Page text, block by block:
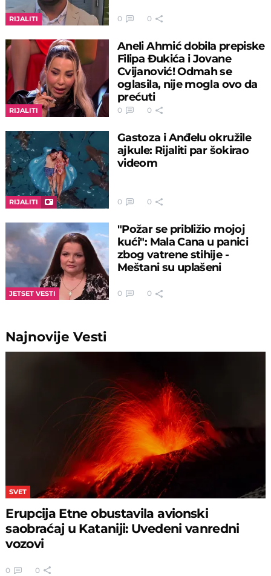
RIJALITI 0 0
RIJALITI
Aneli Ahmić dobila prepiske
Filipa Đukića i Jovane
Cvijanović! Odmah se
oglasila, nije mogla ovo da
prećuti
0 0
RIJALITI
Gastoza i Anđelu okružile
ajkule: Rijaliti par šokirao
videom
0 0
JETSET VESTI
"Požar se približio mojoj
kući": Mala Cana u panici
zbog vatrene stihije -
Meštani su uplašeni
0 0
NajnovijeVesti
SVET
Erupcija Etne obustavila avionski
saobraćaj u Kataniji: Uvedeni vanredni
vozovi
0 0